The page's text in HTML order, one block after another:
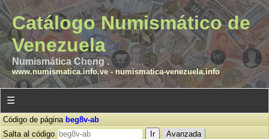
Catálogo Numismático de
Venezuela
Numismática Cheng .
www.numismatica.info.ve- numismatica-venezuela.info
☰
Código de página beg8v-ab
Salta al código
Avanzada